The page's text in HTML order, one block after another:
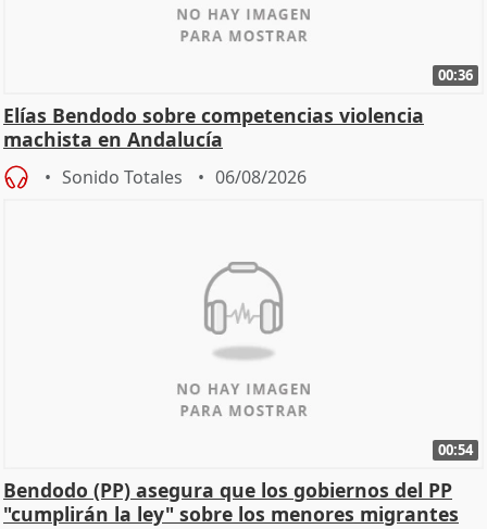
00:36
Elías Bendodo sobre competencias violencia
machista en Andalucía
Sonido Totales 06/08/2026
00:54
Bendodo (PP) asegura que los gobiernos del PP
"cumplirán la ley" sobre los menores migrantes